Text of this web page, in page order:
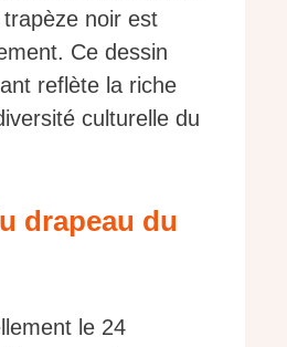
noir est
Ce dessin
reflète la riche
culturelle du
drapeau du
le 24